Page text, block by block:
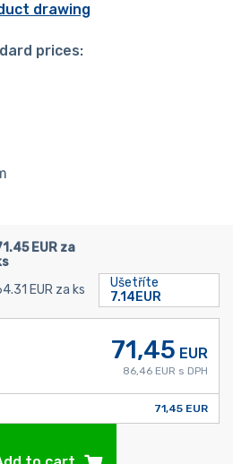
drawing
prices:
EUR za
EUR za ks
Ušetříte
7.14EUR
71,45 EUR
86,46 EUR s DPH
71,45 EUR